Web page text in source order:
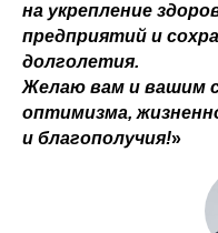
на укрепление
предприятий и
долголетия.
Желаю вам и вашим
оптимизма,
и благополучия!»